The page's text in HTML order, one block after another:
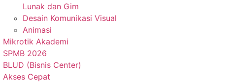
Lunak dan Gim
Desain Komunikasi Visual
Animasi
Mikrotik Akademi
SPMB 2026
BLUD (Bisnis Center)
Akses Cepat